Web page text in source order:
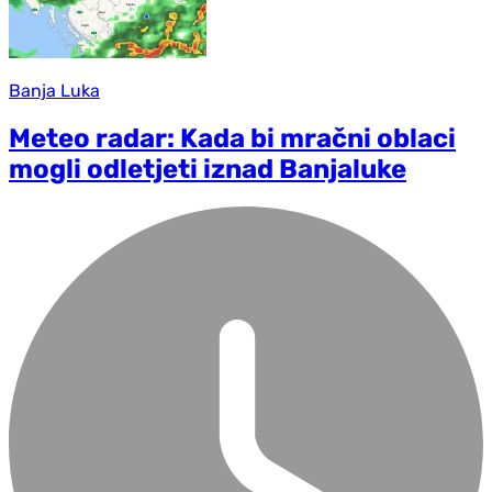
Banja Luka
Meteo radar: Kada bi mračni oblaci
mogli odletjeti iznad Banjaluke